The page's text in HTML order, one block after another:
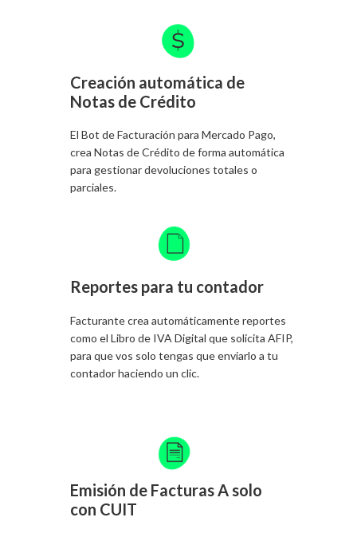
Creación automática de
Notas de Crédito
El Bot de Facturación para Mercado Pago,
crea Notas de Crédito de forma automática
para gestionar devoluciones totales o
parciales.
Reportes para tu contador
Facturante crea automáticamente reportes
como el Libro de IVA Digital que solicita AFIP,
para que vos solo tengas que enviarlo a tu
contador haciendo un clic.
Emisión de Facturas A solo
con CUIT